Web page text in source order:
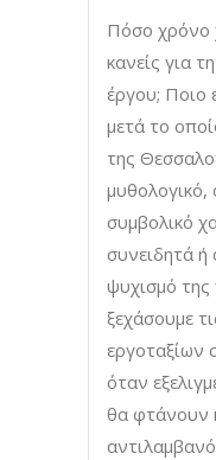
Πόσο χρόνο
κανείς για
έργου; Ποιο
μετά το
της
μυθολογικό,
συμβολικό
συνειδητά ή
ψυχισμό
ξεχάσουμε
εργοταξίων
όταν
θα φτάνουν